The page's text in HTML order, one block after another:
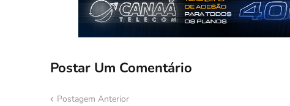
Postar Um Comentário
Postagem Anterior